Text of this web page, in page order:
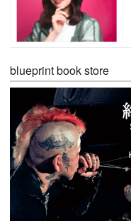
blueprint book store